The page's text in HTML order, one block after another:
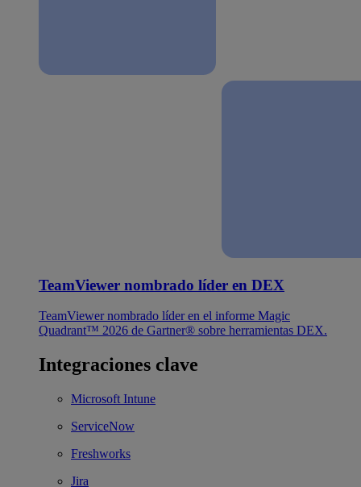
TeamViewer nombrado líder en DEX
TeamViewer nombrado líder en el informe Magic
Quadrant™ 2026 de Gartner® sobre herramientas DEX.
Integraciones clave
Microsoft Intune
ServiceNow
Freshworks
Jira